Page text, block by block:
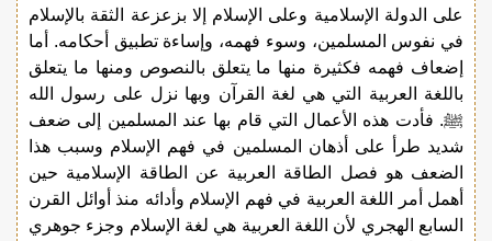
على الدولة الإسلامية وعلى الإسلام إلا بزعزعة الثقة بالإسلام
في نفوس المسلمين، وسوء فهمه، وإساءة تطبيق أحكامه. أما
إضعاف فهمه فكثيرة منها ما يتعلق بالنصوص ومنها ما يتعلق
باللغة العربية التي هي لغة القرآن وبها نزل على رسول الله
ﷺ. فأدت هذه الأعمال التي قام بها عند المسلمين إلى ضعف
شديد طرأ على أذهان المسلمين في فهم الإسلام وسبب هذا
الضعف هو فصل الطاقة العربية عن الطاقة الإسلامية حين
أهمل أمر اللغة العربية في فهم الإسلام وأدائه منذ أوائل القرن
السابع الهجري لأن اللغة العربية هي لغة الإسلام وجزء جوهري